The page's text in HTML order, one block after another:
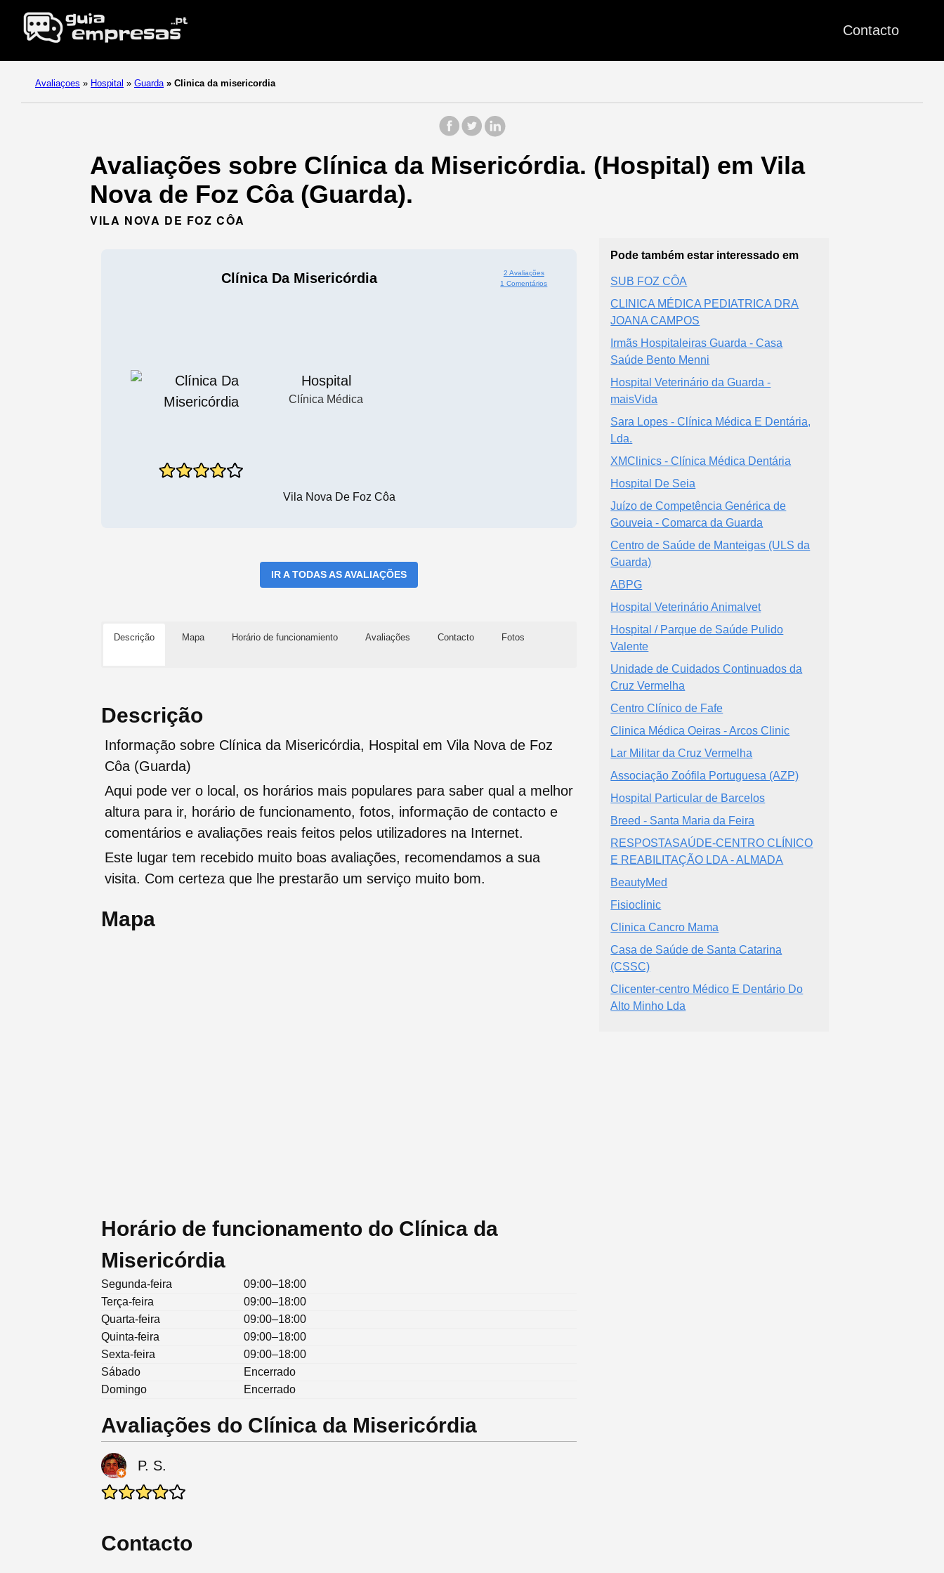
Contacto
Avaliaçoes » Hospital » Guarda » Clinica da misericordia
Avaliações sobre Clínica da Misericórdia. (Hospital) em Vila
Nova de Foz Côa (Guarda).
VILA NOVA DE FOZ CÔA
Clínica Da Misericórdia
2 Avaliações
1 Comentários
Hospital
Clínica Médica
Vila Nova De Foz Côa
IR A TODAS AS AVALIAÇÕES
Descrição Mapa Horário de funcionamiento Avaliações Contacto Fotos
Descrição
Informação sobre Clínica da Misericórdia, Hospital em Vila Nova de Foz
Côa (Guarda)
Aqui pode ver o local, os horários mais populares para saber qual a melhor
altura para ir, horário de funcionamento, fotos, informação de contacto e
comentários e avaliações reais feitos pelos utilizadores na Internet.
Este lugar tem recebido muito boas avaliações, recomendamos a sua
visita. Com certeza que lhe prestarão um serviço muito bom.
Mapa
Horário de funcionamento do Clínica da
Misericórdia
Segunda-feira
09:00–18:00
Terça-feira
09:00–18:00
Quarta-feira
09:00–18:00
Quinta-feira
09:00–18:00
Sexta-feira
09:00–18:00
Sábado
Encerrado
Domingo
Encerrado
Avaliações do Clínica da Misericórdia
P. S.
Contacto
Pode também estar interessado em
SUB FOZ CÔA
CLINICA MÉDICA PEDIATRICA DRA
JOANA CAMPOS
Irmãs Hospitaleiras Guarda - Casa
Saúde Bento Menni
Hospital Veterinário da Guarda -
maisVida
Sara Lopes - Clínica Médica E Dentária,
Lda.
XMClinics - Clínica Médica Dentária
Hospital De Seia
Juízo de Competência Genérica de
Gouveia - Comarca da Guarda
Centro de Saúde de Manteigas (ULS da
Guarda)
ABPG
Hospital Veterinário Animalvet
Hospital / Parque de Saúde Pulido
Valente
Unidade de Cuidados Continuados da
Cruz Vermelha
Centro Clínico de Fafe
Clinica Médica Oeiras - Arcos Clinic
Lar Militar da Cruz Vermelha
Associação Zoófila Portuguesa (AZP)
Hospital Particular de Barcelos
Breed - Santa Maria da Feira
RESPOSTASAÚDE-CENTRO CLÍNICO
E REABILITAÇÃO LDA - ALMADA
BeautyMed
Fisioclinic
Clinica Cancro Mama
Casa de Saúde de Santa Catarina
(CSSC)
Clicenter-centro Médico E Dentário Do
Alto Minho Lda